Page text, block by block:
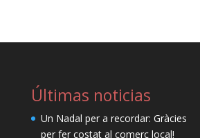
Últimas noticias
Un Nadal per a recordar: Gràcies
per fer costat al comerç local!